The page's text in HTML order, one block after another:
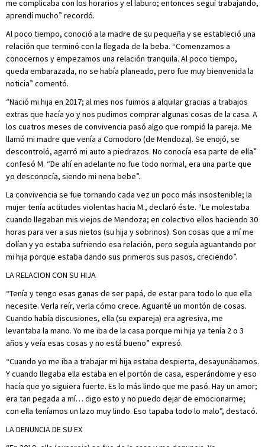
me complicaba con los horarios y el laburo; entonces seguí trabajando,
aprendí mucho” recordó.
Al poco tiempo, conoció a la madre de su pequeña y se estableció una
relación que terminó con la llegada de la beba. “Comenzamos a
conocernos y empezamos una relación tranquila. Al poco tiempo,
queda embarazada, no se había planeado, pero fue muy bienvenida la
noticia” comentó.
“Nació mi hija en 2017; al mes nos fuimos a alquilar gracias a trabajos
extras que hacía yo y nos pudimos comprar algunas cosas de la casa. A
los cuatros meses de convivencia pasó algo que rompió la pareja. Me
llamó mi madre que venía a Comodoro (de Mendoza). Se enojó, se
descontroló, agarró mi auto a piedrazos. No conocía esa parte de ella”
confesó M. “De ahí en adelante no fue todo normal, era una parte que
yo desconocía, siendo mi nena bebe”.
La convivencia se fue tornando cada vez un poco más insostenible; la
mujer tenía actitudes violentas hacia M., declaró éste. “Le molestaba
cuando llegaban mis viejos de Mendoza; en colectivo ellos haciendo 30
horas para ver a sus nietos (su hija y sobrinos). Son cosas que a mí me
dolían y yo estaba sufriendo esa relación, pero seguía aguantando por
mi hija porque estaba dando sus primeros sus pasos, creciendo”.
LA RELACION CON SU HIJA
“Tenía y tengo esas ganas de ser papá, de estar para todo lo que ella
necesite. Verla reír, verla cómo crece. Aguanté un montón de cosas.
Cuando había discusiones, ella (su expareja) era agresiva, me
levantaba la mano. Yo me iba de la casa porque mi hija ya tenía 2 o 3
años y veía esas cosas y no está bueno” expresó.
“Cuando yo me iba a trabajar mi hija estaba despierta, desayunábamos.
Y cuando llegaba ella estaba en el portón de casa, esperándome y eso
hacía que yo siguiera fuerte. Es lo más lindo que me pasó. Hay un amor;
era tan pegada a mí… digo esto y no puedo dejar de emocionarme;
con ella teníamos un lazo muy lindo. Eso tapaba todo lo malo”, destacó.
LA DENUNCIA DE SU EX